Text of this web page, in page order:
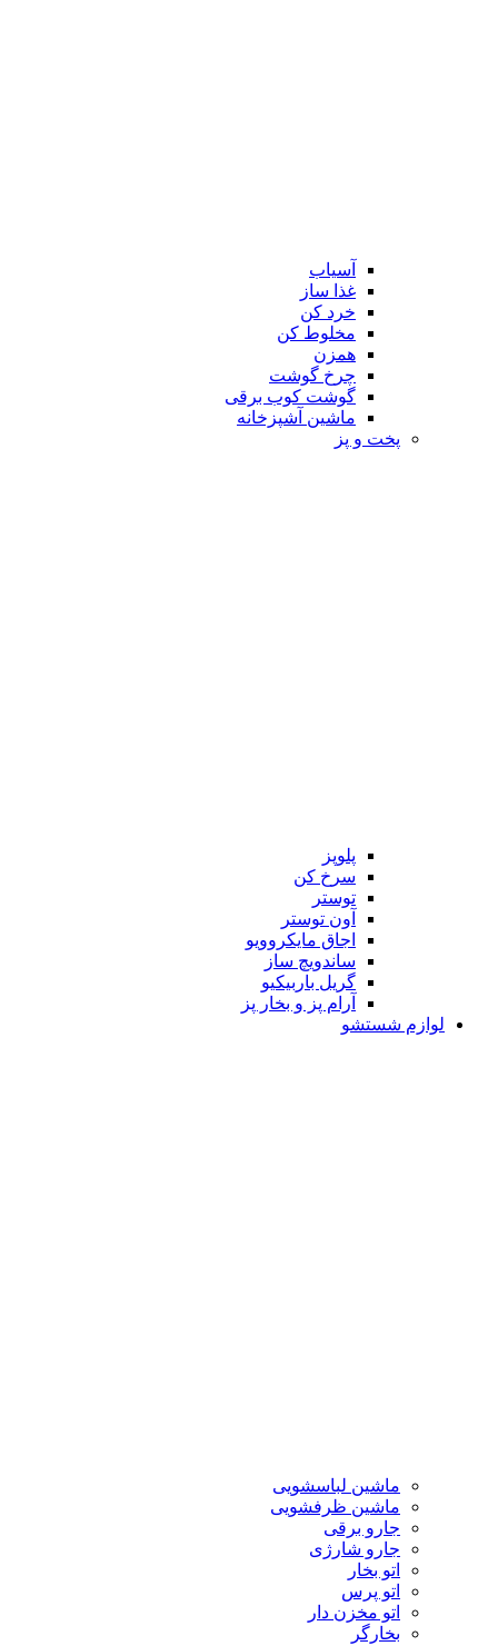
آسیاب
غذا ساز
خرد کن
مخلوط کن
همزن
چرخ گوشت
گوشت کوب برقی
ماشین آشپزخانه
پخت و پز
پلوپز
سرخ کن
توستر
آون توستر
اجاق مایکروویو
ساندویچ ساز
گریل باربیکیو
آرام پز و بخار پز
لوازم شستشو
ماشین لباسشویی
ماشین ظرفشویی
جارو برقی
جارو شارژی
اتو بخار
اتو پرس
اتو مخزن دار
بخارگر